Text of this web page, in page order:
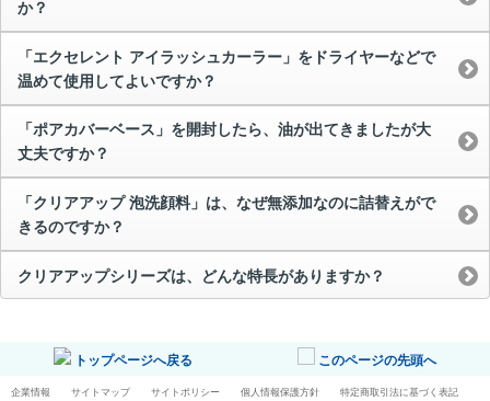
か？
「エクセレント アイラッシュカーラー」をドライヤーなどで
温めて使用してよいですか？
「ポアカバーベース」を開封したら、油が出てきましたが大
丈夫ですか？
「クリアアップ 泡洗顔料」は、なぜ無添加なのに詰替えがで
きるのですか？
クリアアップシリーズは、どんな特長がありますか？
トップページへ戻る このページの先頭へ
企業情報 サイトマップ サイトポリシー 個人情報保護方針 特定商取引法に基づく表記